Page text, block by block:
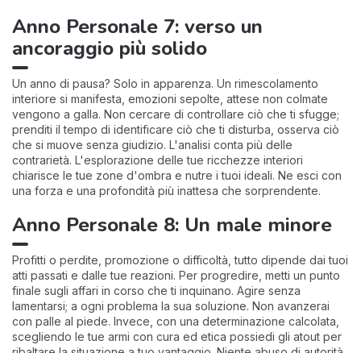
Anno Personale 7: verso un
ancoraggio più solido
Un anno di pausa? Solo in apparenza. Un rimescolamento
interiore si manifesta, emozioni sepolte, attese non colmate
vengono a galla. Non cercare di controllare ciò che ti sfugge;
prenditi il tempo di identificare ciò che ti disturba, osserva ciò
che si muove senza giudizio. L'analisi conta più delle
contrarietà. L'esplorazione delle tue ricchezze interiori
chiarisce le tue zone d'ombra e nutre i tuoi ideali. Ne esci con
una forza e una profondità più inattesa che sorprendente.
Anno Personale 8: Un male minore
Profitti o perdite, promozione o difficoltà, tutto dipende dai tuoi
atti passati e dalle tue reazioni. Per progredire, metti un punto
finale sugli affari in corso che ti inquinano. Agire senza
lamentarsi; a ogni problema la sua soluzione. Non avanzerai
con palle al piede. Invece, con una determinazione calcolata,
scegliendo le tue armi con cura ed etica possiedi gli atout per